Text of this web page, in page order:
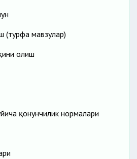
(турфа мавзулар)
олиш
қонунчилик нормалари